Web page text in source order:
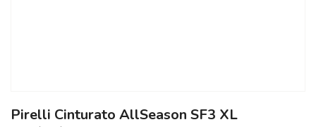
Pirelli Cinturato AllSeason SF3 XL